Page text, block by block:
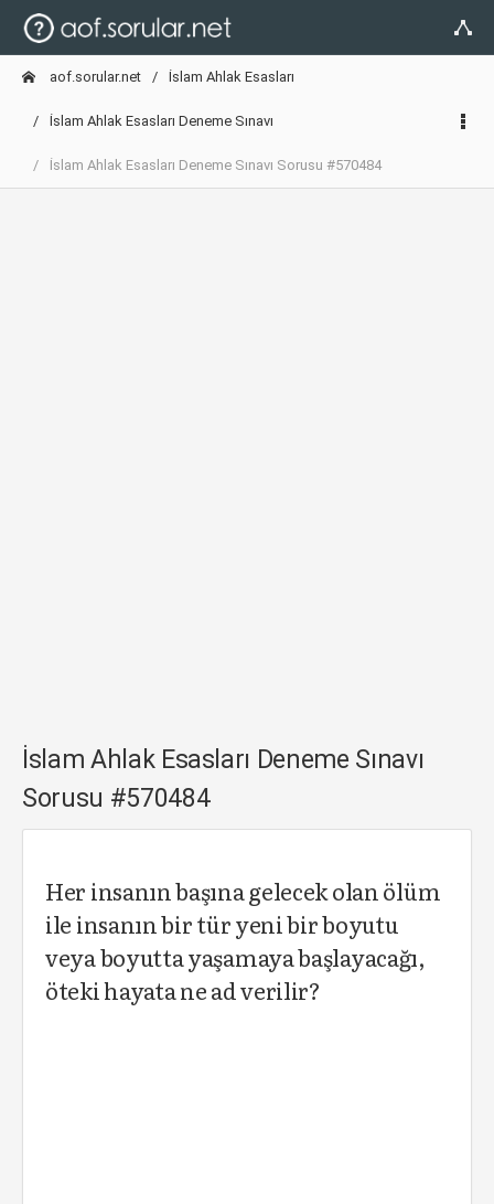
aof.sorular.net İslam Ahlak Esasları
İslam Ahlak Esasları Deneme Sınavı
İslam Ahlak Esasları Deneme Sınavı Sorusu #570484
İslam Ahlak Esasları Deneme Sınavı
Sorusu #570484
Her insanın başına gelecek olan ölüm
ile insanın bir tür yeni bir boyutu
veya boyutta yaşamaya başlayacağı,
öteki hayata ne ad verilir?